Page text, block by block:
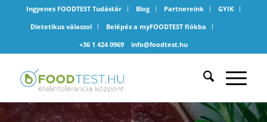
Ingyenes FOODTEST Tudástár Blog Partnereink
GYIK
Dietetikus válaszol
Belépés a myFOODTEST fiókba
+36 1 424 0969
info@foodtest.hu